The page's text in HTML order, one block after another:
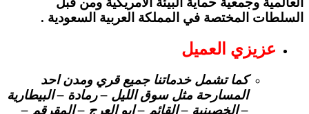
السلطات المختصة في المملكة العربية السعودية .
عزيزي العميل
كما تشمل خدماتنا جميع قري ومدن احد
المسارحة مثل سوق الليل – رمادة – البيطارية
– الخصينية – القائم – ابو العرج – المقرقم –